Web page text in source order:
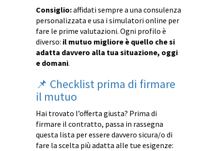
Consiglio:affidati sempre a una consulenza
personalizzata e usa i simulatori online per
fare le prime valutazioni. Ogni profilo è
diverso: il mutuo migliore è quello che si
adatta davvero alla tua situazione, oggi
e domani.
📌 Checklist prima di firmare
il mutuo
Hai trovato l’offerta giusta? Prima di
firmare il contratto, passa in rassegna
questa lista per essere davvero sicura/o di
fare la scelta più adatta alle tue esigenze: